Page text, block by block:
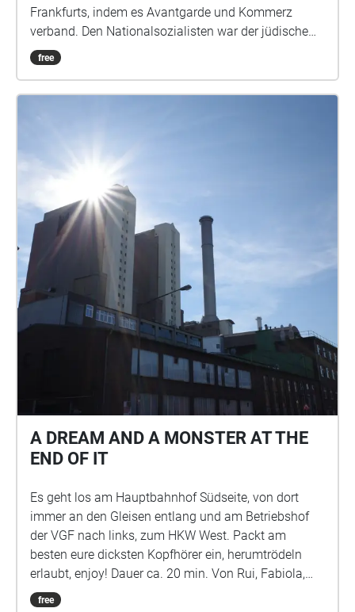
Frankfurts, indem es Avantgarde und Kommerz
verband. Den Nationalsozialisten war der jüdische
Intendant Hellmer ein Dorn im Auge. Lange trotzte
das erfolgreiche Theater allen Versuchen, es in den
Frankfurt und fragt nach der Bedrohung von
kulturellen und jüdischen Orten in unserer Zeit.
Audiowalk in 2 Teilen. Im Frankfurt Westend und in
der Innenstadt Frankfurt am Main. VON & MIT
Sprecher\*innen: Cornelia Niemann, Verena Specht-
Ronique / Sound & Komposition: Louisa Beck, / Text,
Künstl. Ltg.: Jan Deck und Katja Kämmerer /
Dramaturgie Ongoing 2021: Marie Schwesinger O-
TÖNE Marc Grünbaum, Birgit Peter
https://www.profikollektion.de/projekt/ongoing/
Ongoing wurde gefördert vom Kulturamt der Stadt
Frankfurt am Main und vom Hessischen Ministerium
für Wissenschaft und Forschung, Kunst und Kultur.
Recherche wurde gefördert mit Mitteln des Fonds
Darstellende Künste aus Mitteln der Beauftragten der
Bundesregierung für Kultur und Medien.
free
A DREAM AND A MONSTER AT THE
END OF IT
Es geht los am Hauptbahnhof Südseite, von dort
immer an den Gleisen entlang und am Betriebshof
der VGF nach links, zum HKW West. Packt am
besten eure dicksten Kopfhörer ein, herumtrödeln
erlaubt, enjoy! Dauer ca. 20 min. Von Rui, Fabiola,
Marleen und Lukas
free